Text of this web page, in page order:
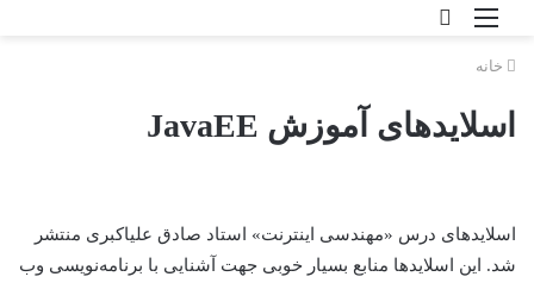
خانه
اسلایدهای آموزش JavaEE
اسلایدهای درس «مهندسی اینترنت» استاد صادق علی‎اکبری منتشر
شد. این اسلایدها منابع بسیار خوبی جهت آشنایی با برنامه‌نویسی وب